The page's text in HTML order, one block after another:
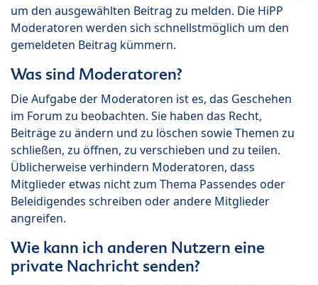
um den ausgewählten Beitrag zu melden. Die HiPP
Moderatoren werden sich schnellstmöglich um den
gemeldeten Beitrag kümmern.
Was sind Moderatoren?
Die Aufgabe der Moderatoren ist es, das Geschehen
im Forum zu beobachten. Sie haben das Recht,
Beiträge zu ändern und zu löschen sowie Themen zu
schließen, zu öffnen, zu verschieben und zu teilen.
Üblicherweise verhindern Moderatoren, dass
Mitglieder etwas nicht zum Thema Passendes oder
Beleidigendes schreiben oder andere Mitglieder
angreifen.
Wie kann ich anderen Nutzern eine
private Nachricht senden?